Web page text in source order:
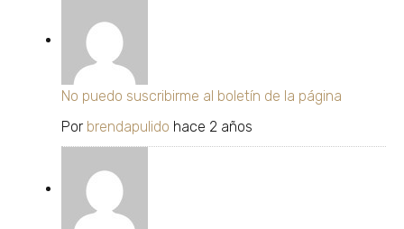
No puedo suscribirme al boletín de la página
Por brendapulido hace 2 años